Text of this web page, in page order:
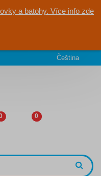
a batohy. Více info zde
Čeština
0